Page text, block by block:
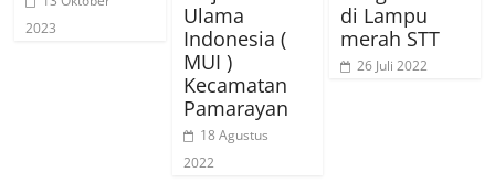
2023
Ulama
Indonesia (
MUI )
Kecamatan
Pamarayan
18 Agustus
2022
di Lampu
merah STT
26 Juli 2022